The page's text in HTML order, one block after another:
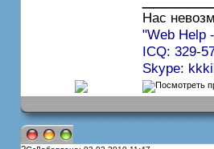
Нас
"Web Help
ICQ: 329-
Skype: